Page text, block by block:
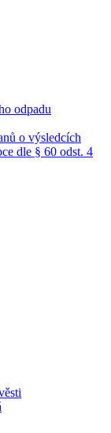
odpadu
o výsledcích
dle § 60 odst. 4